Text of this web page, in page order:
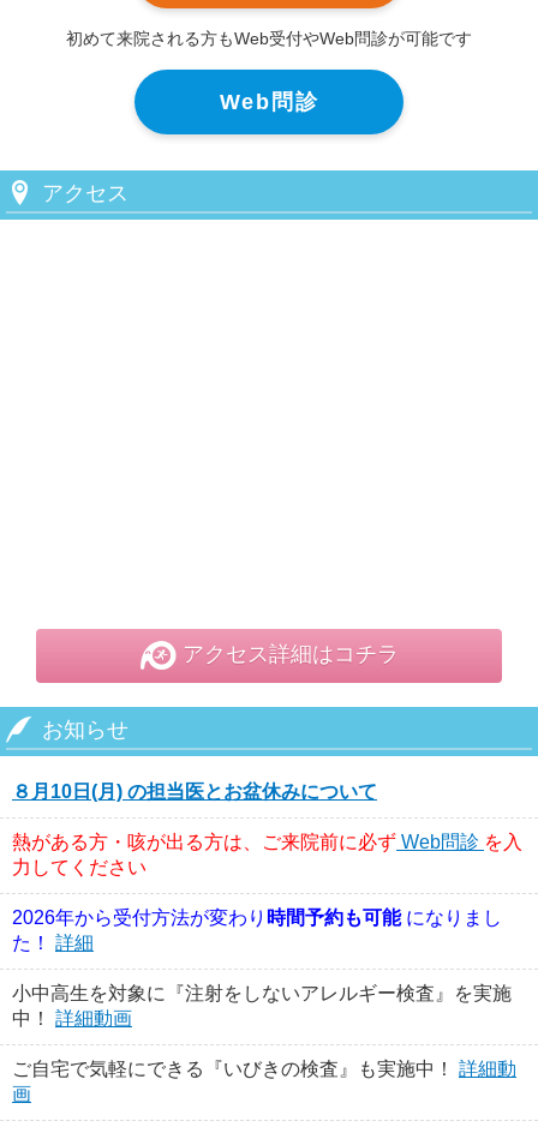
初めて来院される方もWeb受付やWeb問診が可能です
Web問診
アクセス
アクセス詳細はコチラ
お知らせ
８月10日(月) の担当医とお盆休みについて
熱がある方・咳が出る方は、ご来院前に必ず Web問診 を入
力してください
2026年から受付方法が変わり 時間予約も可能 になりまし
た！
詳細
小中高生を対象に『注射をしないアレルギー検査』を実施
中！ 詳細動画
ご自宅で気軽にできる『いびきの検査』も実施中！ 詳細動
画